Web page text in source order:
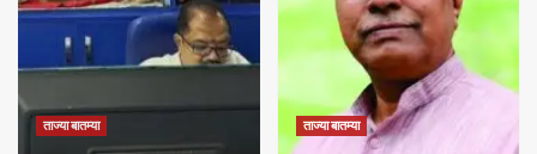
ताज्या बातम्या ताज्या बातम्या